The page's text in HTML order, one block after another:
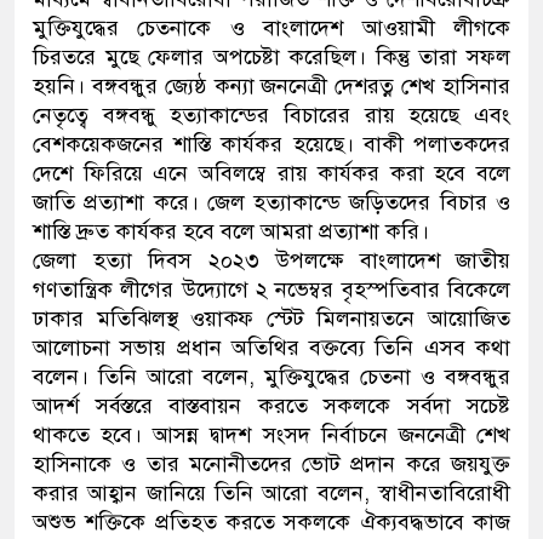
মুক্তিযুদ্ধের চেতনাকে ও বাংলাদেশ আওয়ামী লীগকে
চিরতরে মুছে ফেলার অপচেষ্টা করেছিল। কিন্তু তারা সফল
হয়নি। বঙ্গবন্ধুর জ্যেষ্ঠ কন্যা জননেত্রী দেশরত্ন শেখ হাসিনার
নেতৃত্বে বঙ্গবন্ধু হত্যাকান্ডের বিচারের রায় হয়েছে এবং
বেশকয়েকজনের শাস্তি কার্যকর হয়েছে। বাকী পলাতকদের
দেশে ফিরিয়ে এনে অবিলম্বে রায় কার্যকর করা হবে বলে
জাতি প্রত্যাশা করে। জেল হত্যাকান্ডে জড়িতদের বিচার ও
শাস্তি দ্রুত কার্যকর হবে বলে আমরা প্রত্যাশা করি।
জেলা হত্যা দিবস ২০২৩ উপলক্ষে বাংলাদেশ জাতীয়
গণতান্ত্রিক লীগের উদ্যোগে ২ নভেম্বর বৃহস্পতিবার বিকেলে
ঢাকার মতিঝিলস্থ ওয়াক্ফ স্টেট মিলনায়তনে আয়োজিত
আলোচনা সভায় প্রধান অতিথির বক্তব্যে তিনি এসব কথা
বলেন। তিনি আরো বলেন, মুক্তিযুদ্ধের চেতনা ও বঙ্গবন্ধুর
আদর্শ সর্বস্তরে বাস্তবায়ন করতে সকলকে সর্বদা সচেষ্ট
থাকতে হবে। আসন্ন দ্বাদশ সংসদ নির্বাচনে জননেত্রী শেখ
হাসিনাকে ও তার মনোনীতদের ভোট প্রদান করে জয়যুক্ত
করার আহ্বান জানিয়ে তিনি আরো বলেন, স্বাধীনতাবিরোধী
অশুভ শক্তিকে প্রতিহত করতে সকলকে ঐক্যবদ্ধভাবে কাজ